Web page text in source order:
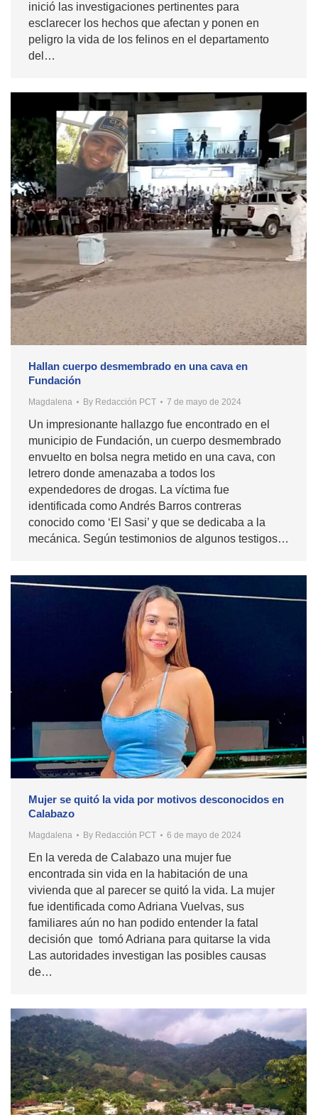
inició las investigaciones pertinentes para
esclarecer los hechos que afectan y ponen en
peligro la vida de los felinos en el departamento
del…
Hallan cuerpo desmembrado en una cava en
Fundación
Magdalena By Redacción PCT 7 de mayo de 2024
Un impresionante hallazgo fue encontrado en el
municipio de Fundación, un cuerpo desmembrado
envuelto en bolsa negra metido en una cava, con
letrero donde amenazaba a todos los
expendedores de drogas. La víctima fue
identificada como Andrés Barros contreras
conocido como ‘El Sasi’ y que se dedicaba a la
mecánica. Según testimonios de algunos testigos…
Mujer se quitó la vida por motivos desconocidos en
Calabazo
Magdalena By Redacción PCT 6 de mayo de 2024
En la vereda de Calabazo una mujer fue
encontrada sin vida en la habitación de una
vivienda que al parecer se quitó la vida. La mujer
fue identificada como Adriana Vuelvas, sus
familiares aún no han podido entender la fatal
decisión que tomó Adriana para quitarse la vida
Las autoridades investigan las posibles causas
de…